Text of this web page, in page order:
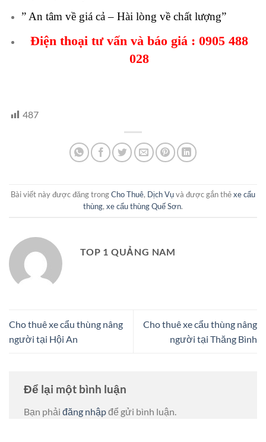
” An tâm về giá cả – Hài lòng về chất lượng”
Điện thoại tư vấn và báo giá : 0905 488
028
487
Bài viết này được đăng trongCho Thuê, Dịch Vụvà được gắn thẻxe cẩu
thùng, xe cẩu thùng Quế Sơn.
TOP 1 QUẢNG NAM
Cho thuê xe cẩu thùng nâng
người tại Hội An
Cho thuê xe cẩu thùng nâng
người tại Thăng Bình
Để lại một bình luận
Bạn phải đăng nhậpđể gửi bình luận.